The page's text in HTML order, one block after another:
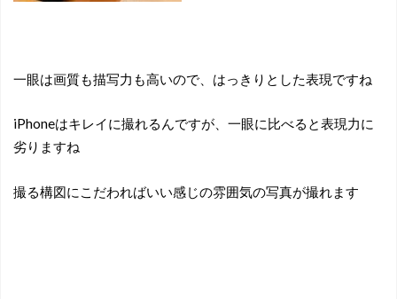
一眼は画質も描写力も高いので、はっきりとした表現ですね
iPhoneはキレイに撮れるんですが、一眼に比べると表現力に
劣りますね
撮る構図にこだわればいい感じの雰囲気の写真が撮れます